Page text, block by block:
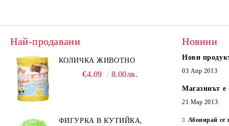
Най-продавани
КОЛИЧКА ЖИВОТНО
€4.09 8.00лв.
ФИГУРКА В КУТИЙКА,
Новини
Нови
03 Апр 2013
Магазинът е
21 Мар 2013
Абонирай се